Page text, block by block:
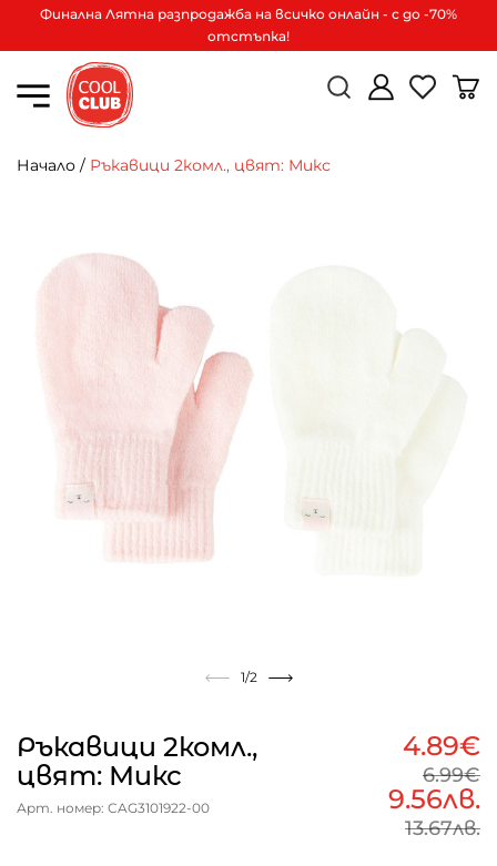
Финална Лятна разпродажба на всичко онлайн - с до -70%
отстъпка!
Начало / Ръкавици 2комл., цвят: Микс
1/2
Ръкавици 2комл.,
цвят: Микс
Арт. номер: CAG3101922-00
4.89€
6.99€
9.56лв.
13.67лв.